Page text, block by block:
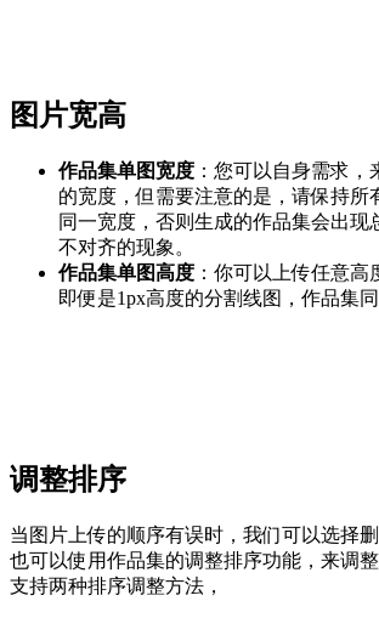
图片宽高
作品集单图宽度 ：您可以自身需求
的宽度，但需要注意的是，请保持所
同一宽度，否则生成的作品集会出现
不对齐的现象。
作品集单图高度 ：你可以上传任意高
即便是1px高度的分割线图，作品集同
调整排序
当图片上传的顺序有误时，我们可以选择
也可以使用作品集的调整排序功能，来调
支持两种排序调整方法，